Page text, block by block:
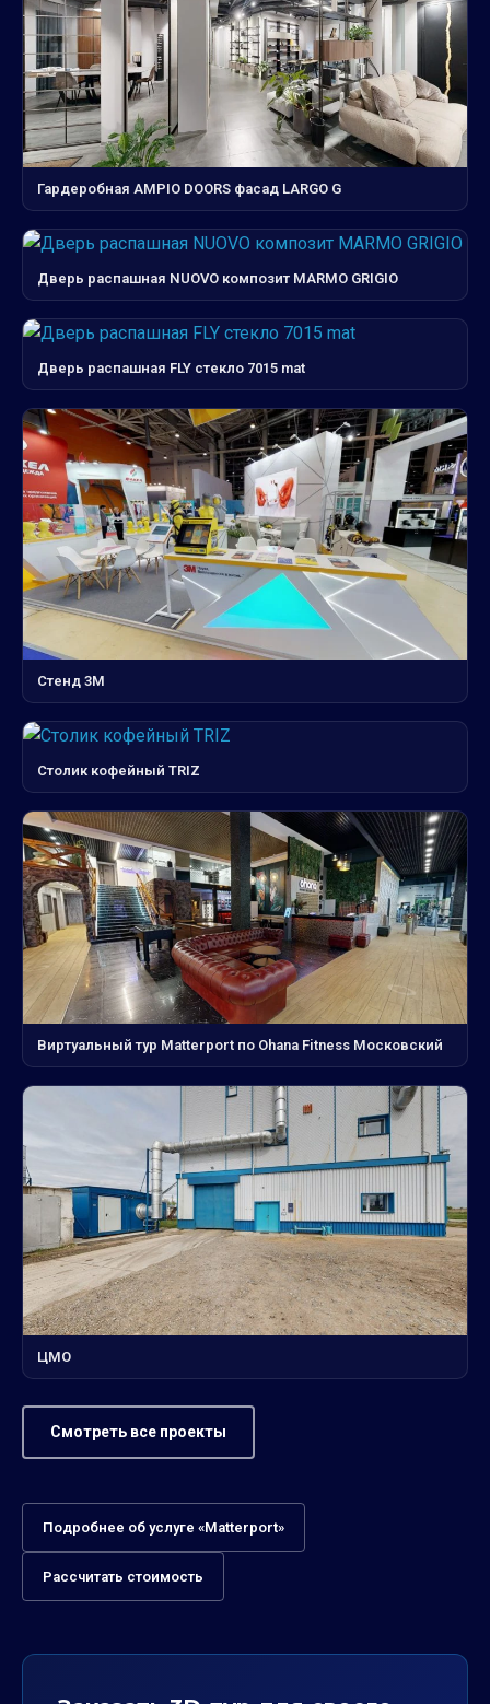
Гардеробная AMPIO DOORS фасад LARGO G
Дверь распашная NUOVO композит MARMO GRIGIO
Дверь распашная FLY стекло 7015 mat
Стенд 3М
Столик кофейный TRIZ
Виртуальный тур Matterport по Ohana Fitness Московский
ЦМО
Смотреть все проекты
Подробнее об услуге «Matterport»
Рассчитать стоимость